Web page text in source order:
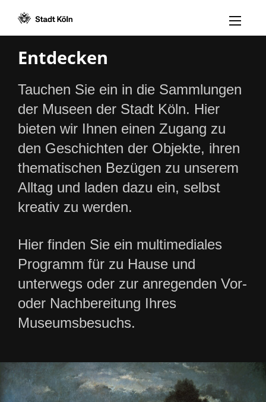
Menü
Entdecken
Tauchen Sie ein in die Sammlungen
der Museen der Stadt Köln. Hier
bieten wir Ihnen einen Zugang zu
den Geschichten der Objekte, ihren
thematischen Bezügen zu unserem
Alltag und laden dazu ein, selbst
kreativ zu werden.
Hier finden Sie ein multimediales
Programm für zu Hause und
unterwegs oder zur anregenden Vor-
oder Nachbereitung Ihres
Museumsbesuchs.